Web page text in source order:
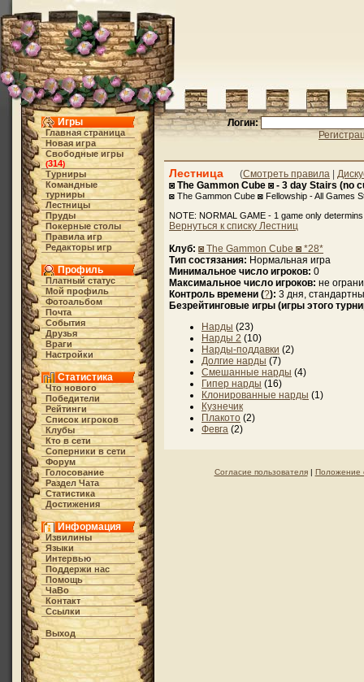
Игры
Главная страница
Новая игра
Свободные игры
(314)
Турниры
Командные
турниры
Лестницы
Пруды
Покерные столы
Правила игр
Редакторы игр
Профиль
Платный статус
Мой профиль
Фотоальбом
Почта
События
Друзья
Враги
Настройки
Статистика
Что нового
Победители
Рейтинги
Список игроков
Клубы
Кто в cети
Соперники в сети
Форум
Голосование
Раздел Чата
Статистика
Достижения
Информация
Извилины
Языки
Интервью
Поддержи нас
Помощь
ЧаВо
Контакт
Ссылки
Выход
Логин:
Лестница (Смотреть правила
◙ The Gammon Cube ◙ - 3 day Stairs (no
◙ The Gammon Cube ◙ Fellowship - All Games
NOTE: NORMAL GAME - 1 game only
Вернуться к списку Лестниц
Клуб: ◙ The Gammon Cube ◙ *28*
Тип состязания: Нормальная игра
Минимальное число игроков: 0
Максимальное число игроков: не
Контроль времени (?): 3 дня,
Безрейтинговые игры (игры этого
Нарды (23)
Нарды 2 (10)
Нарды-поддавки (2)
Долгие нарды (7)
Смешанные нарды (4)
Гипер нарды (16)
Клонированные нарды (1)
Кузнечик
Плакото (2)
Февга (2)
Согласие пользователя| Положение